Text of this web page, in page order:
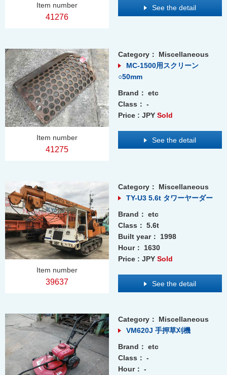
Item number
41276
See the detail
Item number
41275
Category：
Miscellaneous
MC-1500用スクリーン
○50mm
Brand： etc
Class： -
Price : JPY Sold
See the detail
Item number
39637
Category：
Miscellaneous
TY-U3 5.6t タワーヤーダー
Brand： etc
Class： 5.6t
Built year：
1998
Hour：
1630
Price : JPY Sold
See the detail
Category：
Miscellaneous
VM620J 手押草刈機
Brand： etc
Class： -
Hour： -